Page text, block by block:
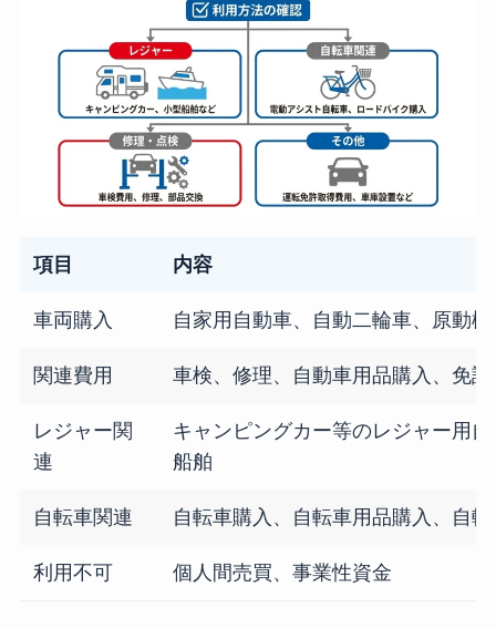
項目 内容
車両購入 自家用自動車、自動二輪車、原動
関連費用 車検、修理、自動車用品購入、免
レジャー関
連
キャンピングカー等のレジャー用
船舶
自転車関連 自転車購入、自転車用品購入、自
利用不可 個人間売買、事業性資金